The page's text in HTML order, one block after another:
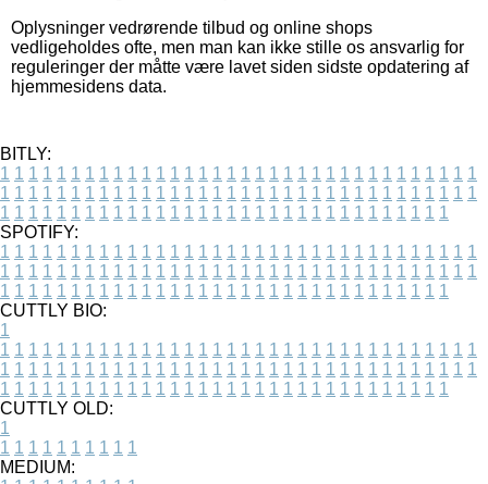
Oplysninger vedrørende tilbud og online shops
vedligeholdes ofte, men man kan ikke stille os ansvarlig for
reguleringer der måtte være lavet siden sidste opdatering af
hjemmesidens data.
BITLY:
1 1 1 1 1 1 1 1 1 1 1 1 1 1 1 1 1 1 1 1 1 1 1 1 1 1 1 1 1 1 1 1 1 1
1 1 1 1 1 1 1 1 1 1 1 1 1 1 1 1 1 1 1 1 1 1 1 1 1 1 1 1 1 1 1 1 1 1
1 1 1 1 1 1 1 1 1 1 1 1 1 1 1 1 1 1 1 1 1 1 1 1 1 1 1 1 1 1 1 1
SPOTIFY:
1 1 1 1 1 1 1 1 1 1 1 1 1 1 1 1 1 1 1 1 1 1 1 1 1 1 1 1 1 1 1 1 1 1
1 1 1 1 1 1 1 1 1 1 1 1 1 1 1 1 1 1 1 1 1 1 1 1 1 1 1 1 1 1 1 1 1 1
1 1 1 1 1 1 1 1 1 1 1 1 1 1 1 1 1 1 1 1 1 1 1 1 1 1 1 1 1 1 1 1
CUTTLY BIO:
1
1 1 1 1 1 1 1 1 1 1 1 1 1 1 1 1 1 1 1 1 1 1 1 1 1 1 1 1 1 1 1 1 1 1
1 1 1 1 1 1 1 1 1 1 1 1 1 1 1 1 1 1 1 1 1 1 1 1 1 1 1 1 1 1 1 1 1 1
1 1 1 1 1 1 1 1 1 1 1 1 1 1 1 1 1 1 1 1 1 1 1 1 1 1 1 1 1 1 1 1
CUTTLY OLD:
1
1 1 1 1 1 1 1 1 1 1
MEDIUM: